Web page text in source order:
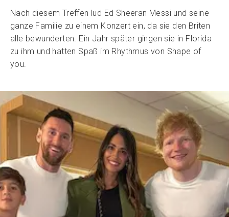
Nach diesem Treffen lud Ed Sheeran Messi und seine
ganze Familie zu einem Konzert ein, da sie den Briten
alle bewunderten. Ein Jahr später gingen sie in Florida
zu ihm und hatten Spaß im Rhythmus von Shape of
you.